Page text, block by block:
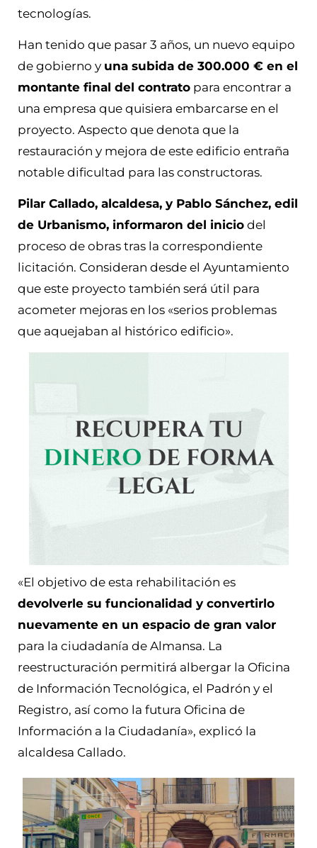
tecnologías.
Han tenido que pasar 3 años, un nuevo equipo
de gobierno y una subida de 300.000 € en el
montante final del contrato para encontrar a
una empresa que quisiera embarcarse en el
proyecto. Aspecto que denota que la
restauración y mejora de este edificio entraña
notable dificultad para las constructoras.
Pilar Callado, alcaldesa, y Pablo Sánchez, edil
de Urbanismo, informaron del inicio del
proceso de obras tras la correspondiente
licitación. Consideran desde el Ayuntamiento
que este proyecto también será útil para
acometer mejoras en los «serios problemas
que aquejaban al histórico edificio».
«El objetivo de esta rehabilitación es
devolverle su funcionalidad y convertirlo
nuevamente en un espacio de gran valor
para la ciudadanía de Almansa. La
reestructuración permitirá albergar la Oficina
de Información Tecnológica, el Padrón y el
Registro, así como la futura Oficina de
Información a la Ciudadanía», explicó la
alcaldesa Callado.